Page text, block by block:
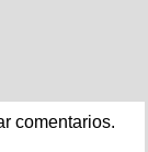
comentarios.